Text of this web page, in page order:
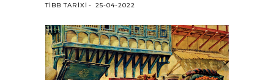
TIBB TARIXI 25-04-2022